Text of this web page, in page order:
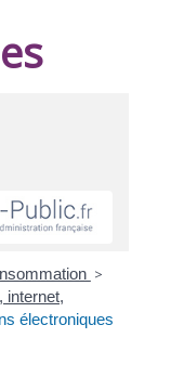
>
internet,
électroniques